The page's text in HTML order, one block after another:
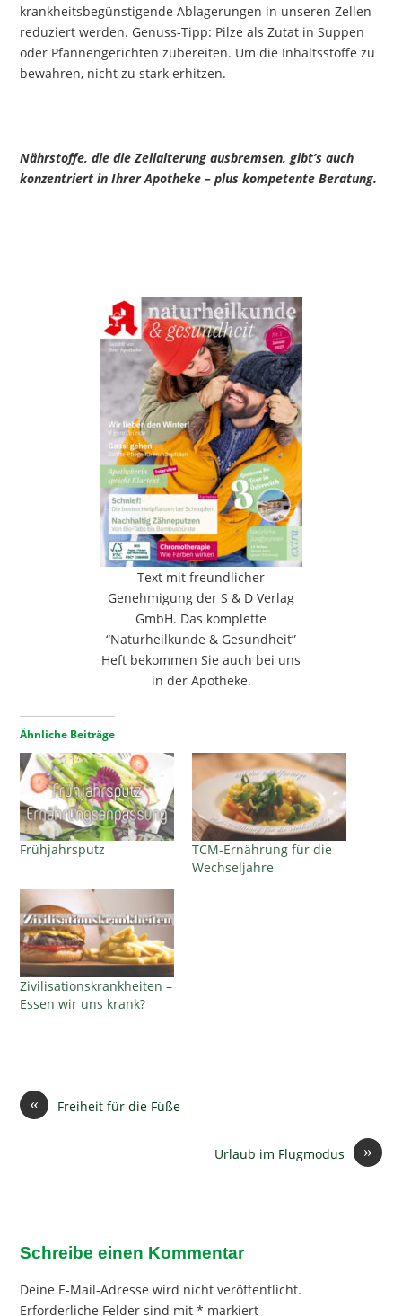
krankheitsbegünstigende Ablagerungen in unseren Zellen
reduziert werden. Genuss-Tipp: Pilze als Zutat in Suppen
oder Pfannengerichten zubereiten. Um die Inhaltsstoffe zu
bewahren, nicht zu stark erhitzen.
Nährstoffe, die die Zellalterung ausbremsen, gibt’s auch
konzentriert in Ihrer Apotheke – plus kompetente Beratung.
Text mit freundlicher
Genehmigung der S & D Verlag
GmbH. Das komplette
“Naturheilkunde & Gesundheit”
Heft bekommen Sie auch bei uns
in der Apotheke.
Ähnliche Beiträge
Frühjahrsputz
TCM-Ernährung für die
Wechseljahre
Zivilisationskrankheiten –
Essen wir uns krank?
« Freiheit für die Füße
»
Urlaub im Flugmodus
Schreibe einen Kommentar
Deine E-Mail-Adresse wird nicht veröffentlicht.
Erforderliche Felder sind mit* markiert